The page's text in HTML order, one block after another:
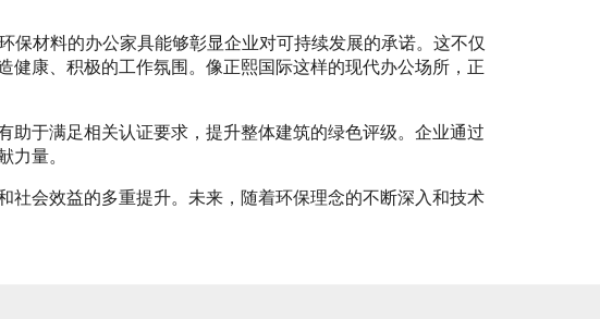
保材料的办公家具能够彰显企业对可持续发展的承诺。这不仅
康、积极的工作氛围。像正熙国际这样的现代办公场所，正
于满足相关认证要求，提升整体建筑的绿色评级。企业通过
力量。
会效益的多重提升。未来，随着环保理念的不断深入和技术